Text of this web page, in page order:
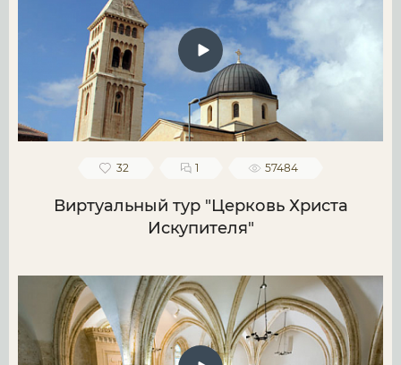
32 1 57484
Виртуальный тур "Церковь Христа
Искупителя"